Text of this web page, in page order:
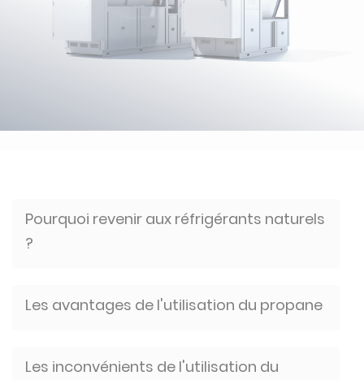
Pourquoi revenir aux réfrigérants naturels
?
Les avantages de l'utilisation du propane
Les inconvénients de l'utilisation du